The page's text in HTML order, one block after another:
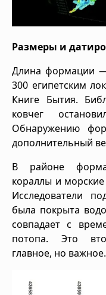
Размеры и
Длина формации —
300 египетским
Книге Бытия.
ковчег
Обнаружению
дополнительный
В районе
кораллы и
Исследователи
была покрыта
совпадает с
потопа. Это
главное, но важное.